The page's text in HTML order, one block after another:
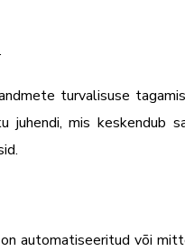
turvalisuse
mis keskendub
automatiseeritud või